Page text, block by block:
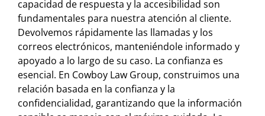
capacidad de respuesta y la accesibilidad son
fundamentales para nuestra atención al cliente.
Devolvemos rápidamente las llamadas y los
correos electrónicos, manteniéndole informado y
apoyado a lo largo de su caso. La confianza es
esencial. En Cowboy Law Group, construimos una
relación basada en la confianza y la
confidencialidad, garantizando que la información